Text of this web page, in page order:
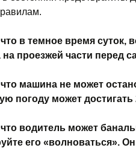
в темное время суток,
проезжей части перед
машина не может
погоду может
водитель может
его «волноваться».